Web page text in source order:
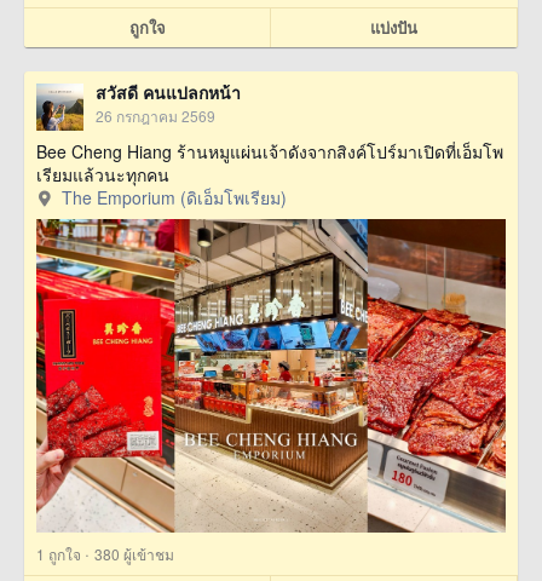
ถูกใจ แบ่งปัน
สวัสดี คนแปลกหน้า
26 กรกฎาคม 2569
Bee Cheng Hiang ร้านหมูแผ่นเจ้าดังจากสิงค์โปร์มาเปิดที่เอ็มโพ
เรียมแล้วนะทุกคน
The Emporium (ดิเอ็มโพเรียม)
1 ถูกใจ · 380 ผู้เข้าชม